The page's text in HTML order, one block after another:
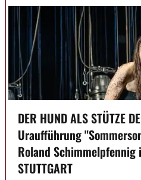
DER HUND ALS STÜTZE
Uraufführung
Roland Schimmelpfennig
STUTTGART